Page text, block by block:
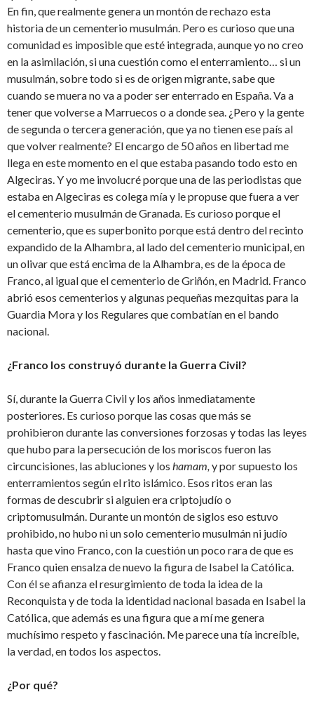
En fin, que realmente genera un montón de rechazo esta
historia de un cementerio musulmán. Pero es curioso que una
comunidad es imposible que esté integrada, aunque yo no creo
en la asimilación, si una cuestión como el enterramiento… si un
musulmán, sobre todo si es de origen migrante, sabe que
cuando se muera no va a poder ser enterrado en España. Va a
tener que volverse a Marruecos o a donde sea. ¿Pero y la gente
de segunda o tercera generación, que ya no tienen ese país al
que volver realmente? El encargo de 50 años en libertad me
llega en este momento en el que estaba pasando todo esto en
Algeciras. Y yo me involucré porque una de las periodistas que
estaba en Algeciras es colega mía y le propuse que fuera a ver
el cementerio musulmán de Granada. Es curioso porque el
cementerio, que es superbonito porque está dentro del recinto
expandido de la Alhambra, al lado del cementerio municipal, en
un olivar que está encima de la Alhambra, es de la época de
Franco, al igual que el cementerio de Griñón, en Madrid. Franco
abrió esos cementerios y algunas pequeñas mezquitas para la
Guardia Mora y los Regulares que combatían en el bando
nacional.
¿Franco los construyó durante la Guerra Civil?
Sí, durante la Guerra Civil y los años inmediatamente
posteriores. Es curioso porque las cosas que más se
prohibieron durante las conversiones forzosas y todas las leyes
que hubo para la persecución de los moriscos fueron las
circuncisiones, las abluciones y los hamam, y por supuesto los
enterramientos según el rito islámico. Esos ritos eran las
formas de descubrir si alguien era criptojudío o
criptomusulmán. Durante un montón de siglos eso estuvo
prohibido, no hubo ni un solo cementerio musulmán ni judío
hasta que vino Franco, con la cuestión un poco rara de que es
Franco quien ensalza de nuevo la figura de Isabel la Católica.
Con él se afianza el resurgimiento de toda la idea de la
Reconquista y de toda la identidad nacional basada en Isabel la
Católica, que además es una figura que a mí me genera
muchísimo respeto y fascinación. Me parece una tía increíble,
la verdad, en todos los aspectos.
¿Por qué?